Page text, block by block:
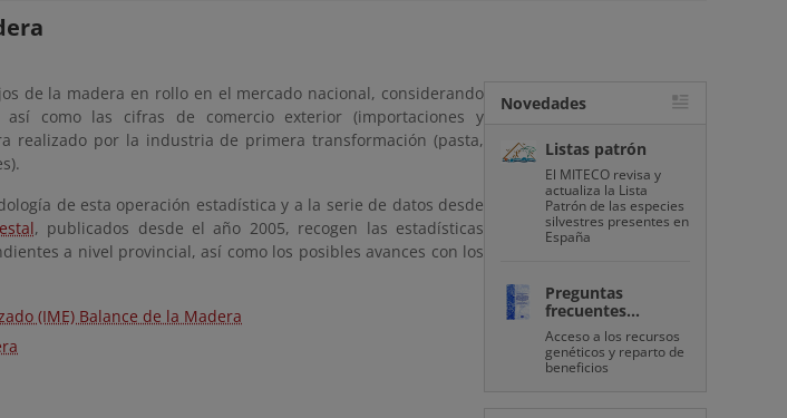
de la madera en rollo en el mercado nacional, considerando
como las cifras de comercio exterior (importaciones y
realizado por la industria de primera transformación (pasta,
de esta operación estadística y a la serie de datos desde
, publicados desde el año 2005, recogen las estadísticas
a nivel provincial, así como los posibles avances con los
(IME) Balance de la Madera
Novedades
Listas patrón
El MITECO revisa y
actualiza la Lista
Patrón de las especies
silvestres presentes en
España
Preguntas
frecuentes...
Acceso a los recursos
genéticos y reparto de
beneficios